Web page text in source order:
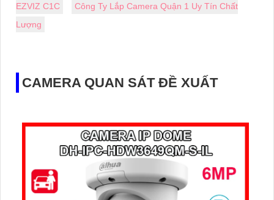
EZVIZ C1C
Công Ty Lắp Camera Quận 1 Uy Tín Chất
Lượng
CAMERA QUAN SÁT ĐỀ XUẤT